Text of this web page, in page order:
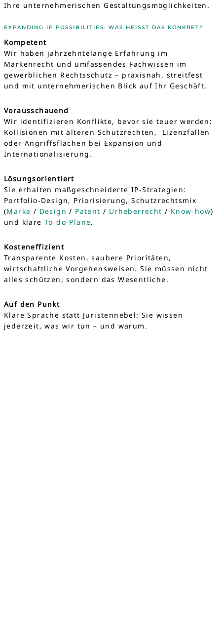
Ihre unternehmerischen Gestaltungsmöglichkeiten.
EXPANDING IP POSSIBILITIES: WAS HEISST DAS KONKRET?
Kompetent
Wir haben jahrzehntelange Erfahrung im
Markenrecht und umfassendes Fachwissen im
gewerblichen Rechtsschutz – praxisnah, streitfest
und mit unternehmerischen Blick auf Ihr Geschäft.
Vorausschauend
Wir identifizieren Konflikte, bevor sie teuer werden:
Kollisionen mit älteren Schutzrechten, Lizenzfallen
oder Angriffsflächen bei Expansion und
Internationalisierung.
Lösungsorientiert
Sie erhalten maßgeschneiderte IP-Strategien:
Portfolio-Design, Priorisierung, Schutzrechtsmix
(Marke / Design / Patent / Urheberrecht / Know-how)
und klareTo-do-Pläne.
Kosteneffizient
Transparente Kosten, saubere Prioritäten,
wirtschaftliche Vorgehensweisen. Sie müssen nicht
alles schützen, sondern das Wesentliche.
Auf den Punkt
Klare Sprache statt Juristennebel: Sie wissen
jederzeit, was wir tun – und warum.